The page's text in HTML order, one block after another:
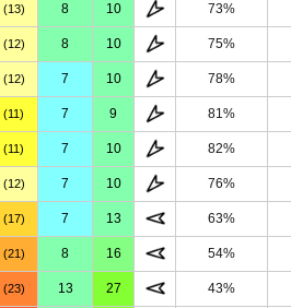
(13) 8 10 73%
(12) 8 10 75%
(12) 7 10 78%
(11) 7 9 81%
(11) 7 10 82%
(12) 7 10 76%
(17) 7 13 63%
(21) 8 16 54%
(23) 13 27 43%